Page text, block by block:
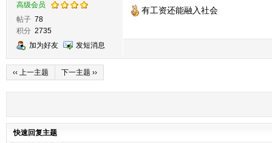
高级会员
帖子 78
积分 2735
加为好友
发短消息
有工资还能融入社会
‹‹ 上一主题 下一主题 ››
快速回复主题